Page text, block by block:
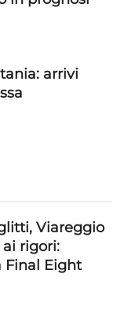
Sempre attivo
arrivi
Viareggio
rigori:
Final Eight